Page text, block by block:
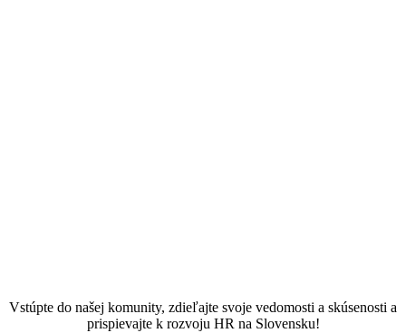
Vstúpte do našej komunity, zdieľajte svoje vedomosti a skúsenosti a
prispievajte k rozvoju HR na Slovensku!